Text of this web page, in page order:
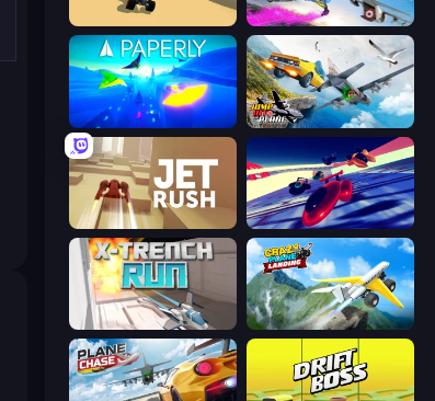
Base Jump Wing Suit Flying
Paperly: Paper Plane Adventure Jump Into The Plane
Jet Rush Hyperspace Racers 3
X Trench Run Crazy Plane Landing